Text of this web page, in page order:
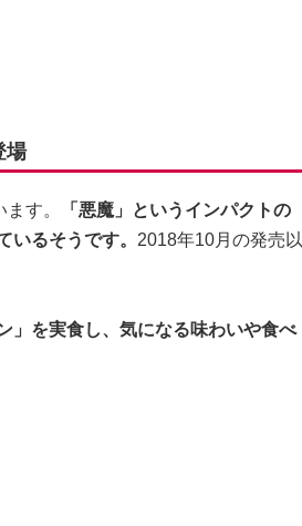
場
す。
「悪魔」というインパクトの
いるそうです。 2018年10月の発売以
」を実食し、気になる味わいや食べ